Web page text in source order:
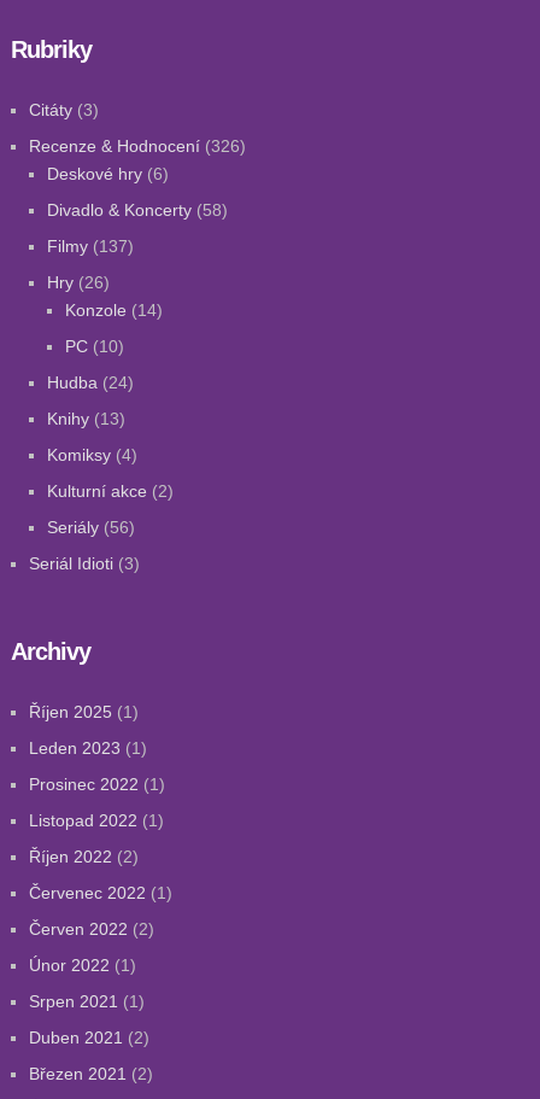
Rubriky
Citáty(3)
Recenze & Hodnocení(326)
Deskové hry(6)
Divadlo & Koncerty(58)
Filmy(137)
Hry(26)
Konzole (14)
PC(10)
Hudba(24)
Knihy(13)
Komiksy(4)
Kulturní akce (2)
Seriály(56)
Seriál Idioti(3)
Archivy
Říjen 2025 (1)
Leden 2023 (1)
Prosinec 2022 (1)
Listopad 2022 (1)
Říjen 2022 (2)
Červenec 2022 (1)
Červen 2022 (2)
Únor 2022 (1)
Srpen 2021 (1)
Duben 2021 (2)
Březen 2021 (2)